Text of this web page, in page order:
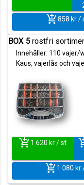
add_shopping_cart858 kr /
BOX 5rostfri
Innehåller: 110 vajer/
Kaus, vajerlås och
add_shopping_cart 1 620 kr / st
add_shopping_cart 1 080 kr